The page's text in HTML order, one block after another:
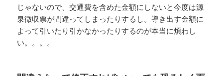
じゃないので、交通費を含めた金額にしないと今度は源
泉徴収票が間違ってしまったりするし。導き出す金額に
よって引いたり引かなかったりするのが本当に煩わし
い。。。。